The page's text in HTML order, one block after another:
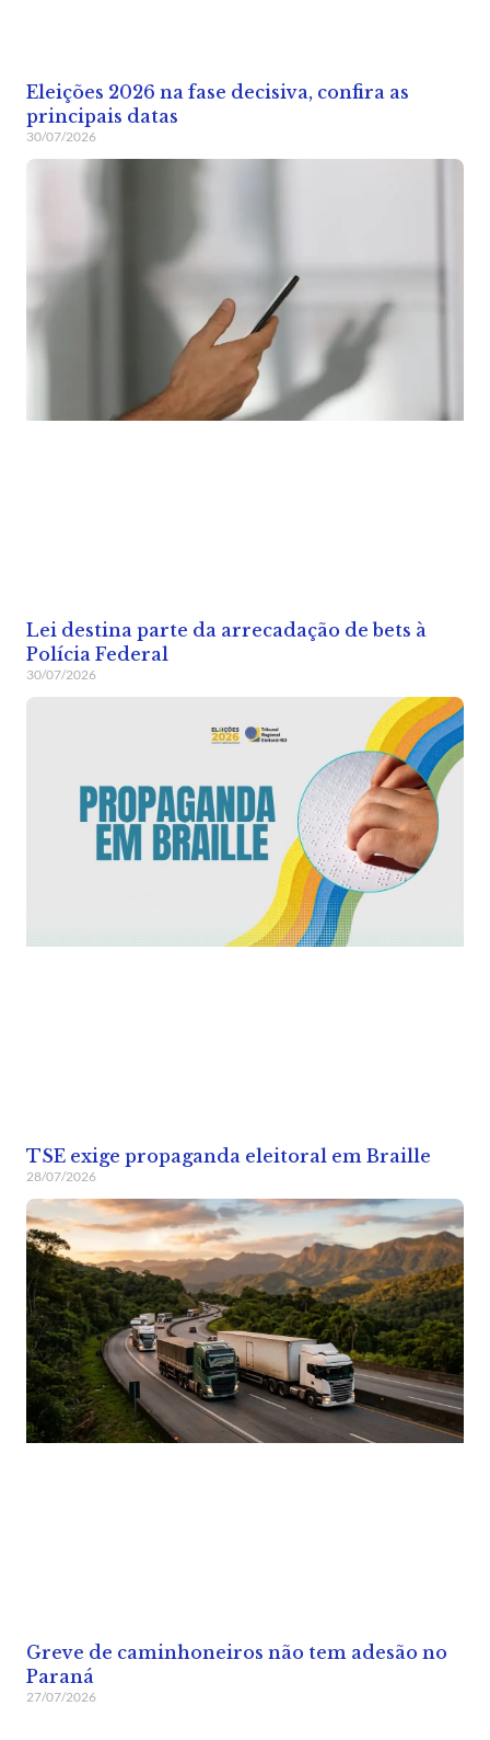
Eleições 2026 na fase decisiva, confira as
principais datas
30/07/2026
Lei destina parte da arrecadação de bets à
Polícia Federal
30/07/2026
TSE exige propaganda eleitoral em Braille
28/07/2026
Greve de caminhoneiros não tem adesão no
Paraná
27/07/2026